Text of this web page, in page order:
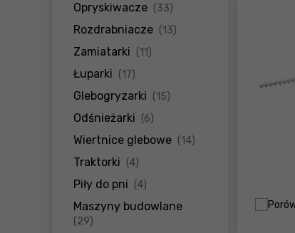
Opryskiwacze (33)
Rozdrabniacze (13)
Zamiatarki (11)
Łuparki (17)
Glebogryzarki (15)
Odśnieżarki (6)
Wiertnice glebowe (14)
Traktorki (4)
Piły do pni (4)
Maszyny budowlane
(29)